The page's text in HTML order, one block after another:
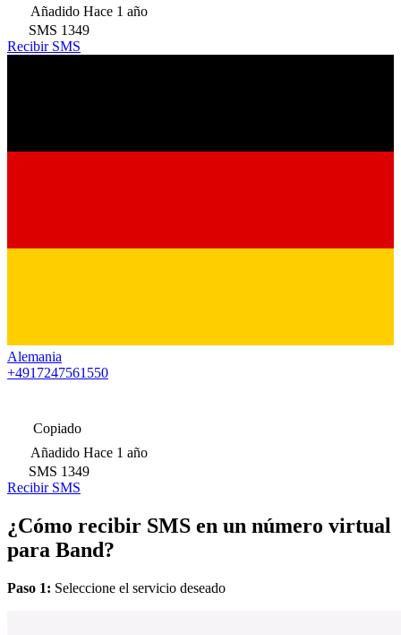
Añadido Hace 1 año
SMS 1349
Recibir SMS
Alemania
+4917247561550
Copiado
Añadido Hace 1 año
SMS 1349
Recibir SMS
¿Cómo recibir SMS en un número virtual
para Band?
Paso 1: Seleccione el servicio deseado